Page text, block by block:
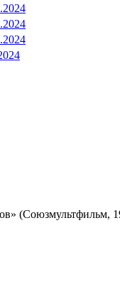
(Союзмультфильм,